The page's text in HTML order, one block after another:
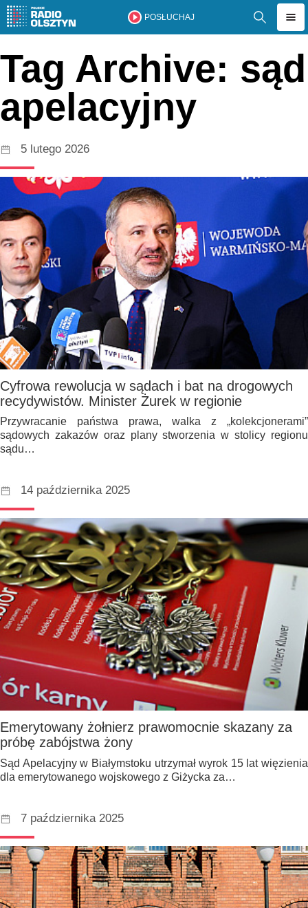
POSŁUCHAJ
Tag Archive: sąd
apelacyjny
5 lutego 2026
Cyfrowa rewolucja w sądach i bat na drogowych
recydywistów. Minister Żurek w regionie
Przywracanie państwa prawa, walka z „kolekcjonerami”
sądowych zakazów oraz plany stworzenia w stolicy regionu
sądu…
14 października 2025
Emerytowany żołnierz prawomocnie skazany za
próbę zabójstwa żony
Sąd Apelacyjny w Białymstoku utrzymał wyrok 15 lat więzienia
dla emerytowanego wojskowego z Giżycka za…
7 października 2025